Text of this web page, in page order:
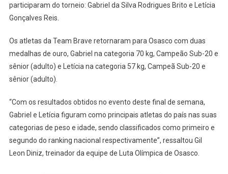
participaram do torneio: Gabriel da Silva Rodrigues Brito e Letícia
Gonçalves Reis.
Os atletas da Team Brave retornaram para Osasco com duas
medalhas de ouro, Gabriel na categoria 70 kg, Campeão Sub-20 e
sênior (adulto) e Letícia na categoria 57 kg, Campeã Sub-20 e
sênior (adulto).
“Com os resultados obtidos no evento deste final de semana,
Gabriel e Letícia figuram como principais atletas do país nas suas
categorias de peso e idade, sendo classificados como primeiro e
segundo do ranking nacional respectivamente”, ressaltou Gil
Leon Diniz, treinador da equipe de Luta Olímpica de Osasco.